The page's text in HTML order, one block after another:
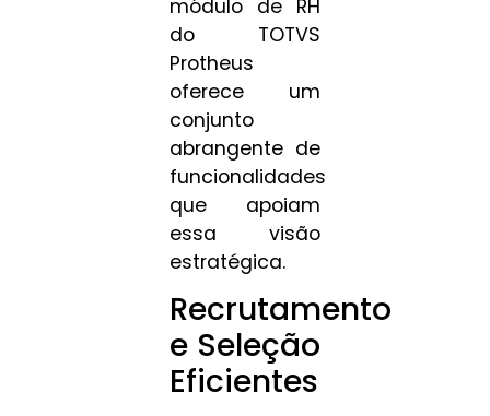
módulo de RH
do TOTVS
Protheus
oferece um
conjunto
abrangente de
funcionalidades
que apoiam
essa visão
estratégica.
Recrutamento
e Seleção
Eficientes